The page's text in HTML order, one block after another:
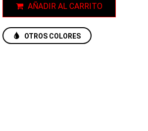
AÑADIR AL CARRITO
OTROS COLORES